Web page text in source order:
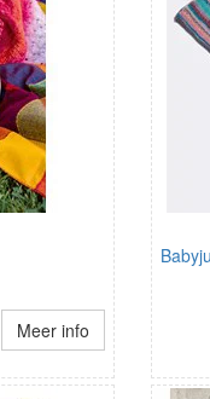
Meer info